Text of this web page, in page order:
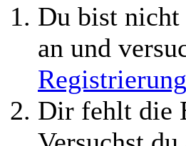
Du bist
an und
Dir fehlt die